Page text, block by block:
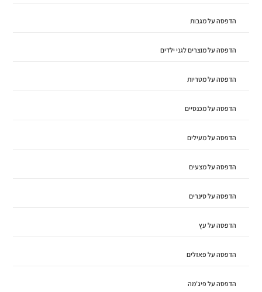
הדפסה על מגבות
הדפסה על מוצרים לגני ילדים
הדפסה על מטריות
הדפסה על מכנסיים
הדפסה על מעילים
הדפסה על מצעים
הדפסה על סינרים
הדפסה על עץ
הדפסה על פאזלים
הדפסה על פיג'מה